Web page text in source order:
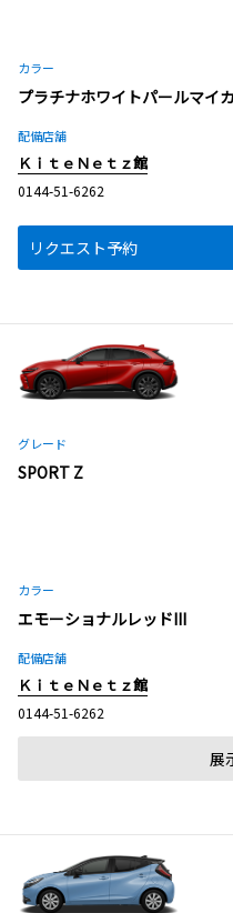
カラー
プラチナホワイトパールマイカ
配備店舗
ＫｉｔｅＮｅｔｚ館
0144-51-6262
リクエスト予約
グレード
SPORT Z
カラー
エモーショナルレッドIII
配備店舗
ＫｉｔｅＮｅｔｚ館
0144-51-6262
展